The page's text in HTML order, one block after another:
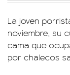
La joven
noviembre, su
cama que
por chalecos